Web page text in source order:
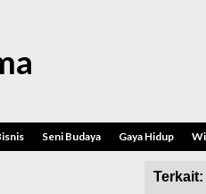
Seni Budaya Gaya Hidup
Terkait: